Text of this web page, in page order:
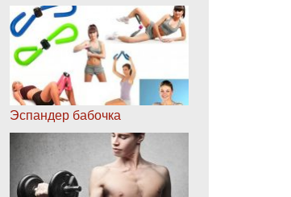
Эспандер бабочка